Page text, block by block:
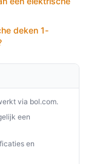
een uitstekende
extra warmte
en
op
wat perfect
deken 1-
via bol.com.
een
en